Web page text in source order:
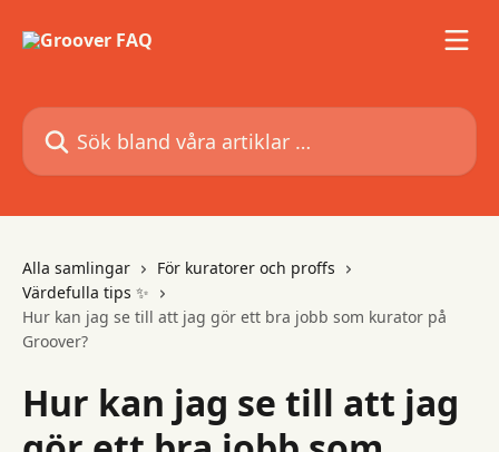
Sök bland våra artiklar …
Alla samlingar
För kuratorer och proffs
Värdefulla tips ✨
Hur kan jag se till att jag gör ett bra jobb som kurator på
Groover?
Hur kan jag se till att jag